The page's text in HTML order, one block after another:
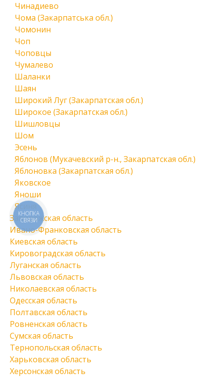
Чинадиево
Чома (Закарпатська обл.)
Чомонин
Чоп
Чоповцы
Чумалево
Шаланки
Шаян
Широкий Луг (Закарпатская обл.)
Широкое (Закарпатская обл.)
Шишловцы
Шом
Эсень
Яблонов (Мукачевский р-н., Закарпатская обл.)
Яблоновка (Закарпатская обл.)
Яковское
Яноши
Ясиня
Запорожская область
Ивано-Франковская область
Киевская область
Кировоградская область
Луганская область
Львовская область
Николаевская область
Одесская область
Полтавская область
Ровненская область
Сумская область
Тернопольская область
Харьковская область
Херсонская область
КНОПКА
СВЯЗИ